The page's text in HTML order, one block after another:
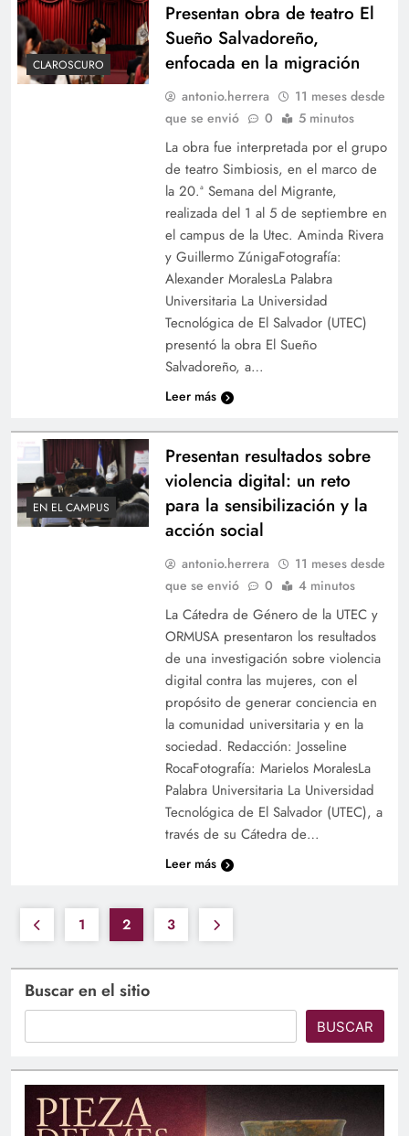
CLAROSCURO
Presentan obra de teatro El
Sueño Salvadoreño,
enfocada en la migración
antonio.herrera
11 meses desde
que se envió
0 5 minutos
La obra fue interpretada por el grupo
de teatro Simbiosis, en el marco de
la 20.ª Semana del Migrante,
realizada del 1 al 5 de septiembre en
el campus de la Utec. Aminda Rivera
y Guillermo ZúnigaFotografía:
Alexander MoralesLa Palabra
Universitaria La Universidad
Tecnológica de El Salvador (UTEC)
presentó la obra El Sueño
Salvadoreño, a…
Leer más
EN EL CAMPUS
Presentan resultados sobre
violencia digital: un reto
para la sensibilización y la
acción social
antonio.herrera
11 meses desde
que se envió
0 4 minutos
La Cátedra de Género de la UTEC y
ORMUSA presentaron los resultados
de una investigación sobre violencia
digital contra las mujeres, con el
propósito de generar conciencia en
la comunidad universitaria y en la
sociedad. Redacción: Josseline
RocaFotografía: Marielos MoralesLa
Palabra Universitaria La Universidad
Tecnológica de El Salvador (UTEC), a
través de su Cátedra de…
Leer más
1 2 3
Buscar en el sitio
BUSCAR